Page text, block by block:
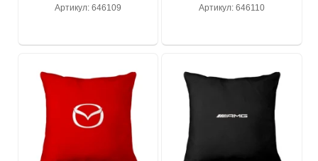
Артикул: 646109 Артикул: 646110